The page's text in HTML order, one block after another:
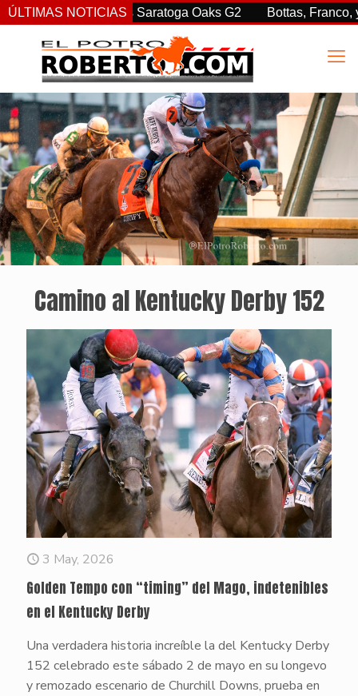
ÚLTIMAS NOTICIAS
en las Saratoga Oaks G2 Bottas, Franco, y
Camino al Kentucky Derby 152
3 May, 2026
Golden Tempo con “timing” del Mago, indetenibles
en el Kentucky Derby
Una verdadera historia increíble la del Kentucky Derby
152 celebrado este sábado 2 de mayo en su longevo
y remozado escenario de Churchill Downs, prueba en